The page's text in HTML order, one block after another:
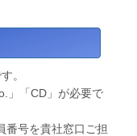
。
」「CD」が必要で
番号を貴社窓口ご担